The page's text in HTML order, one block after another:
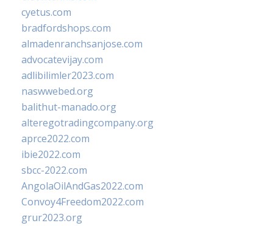
cyetus.com
bradfordshops.com
almadenranchsanjose.com
advocatevijay.com
adlibilimler2023.com
naswwebed.org
balithut-manado.org
alteregotradingcompany.org
aprce2022.com
ibie2022.com
sbcc-2022.com
AngolaOilAndGas2022.com
Convoy4Freedom2022.com
grur2023.org